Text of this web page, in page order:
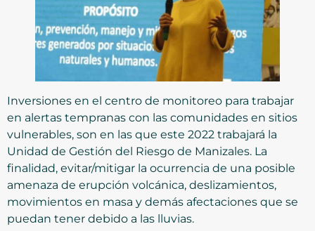
Inversiones en el centro de monitoreo para trabajar
en alertas tempranas con las comunidades en sitios
vulnerables, son en las que este 2022 trabajará la
Unidad de Gestión del Riesgo de Manizales. La
finalidad, evitar/mitigar la ocurrencia de una posible
amenaza de erupción volcánica, deslizamientos,
movimientos en masa y demás afectaciones que se
puedan tener debido a las lluvias.